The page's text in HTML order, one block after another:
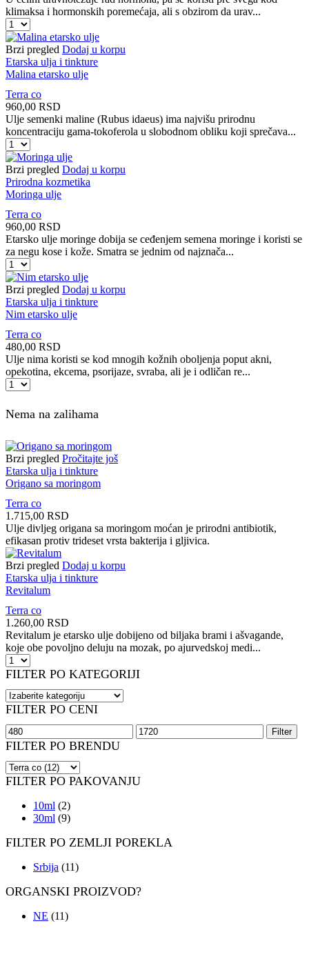
klimaksa i hormonskih poremećaja, ali s obzirom da urav...
Mačja
kandža
etarsko
ulje
količina
Brzi pregled Dodaj u korpu
Etarska ulja i tinkture
Malina etarsko ulje
Terra co
960,00 RSD
Ulje semenki maline (Rubus idaeus) ima najvišu prirodnu
koncentraciju gama-tokoferola u slobodnom obliku koji sprečava...
Malina
etarsko
ulje
količina
Brzi pregled Dodaj u korpu
Prirodna kozmetika
Moringa ulje
Terra co
960,00 RSD
Etarsko ulje moringe dobija se ceđenjem semena moringe i koristi se
za negu kose i kože. Smatra se jednim od najznača...
Moringa
ulje
količina
Brzi pregled Dodaj u korpu
Etarska ulja i tinkture
Nim etarsko ulje
Terra co
480,00 RSD
Ulje nima koristi se kod mnogih kožnih oboljenja poput akni,
opekotina, ekcema, psorijaze, svraba, ali je i odličan re...
Nim
ulje
količina
Nema na zalihama
Brzi pregled Pročitajte još
Etarska ulja i tinkture
Origano sa moringom
Terra co
1.715,00 RSD
Ulje divljeg origana sa moringom moćan je prirodni antibiotik,
efikasan protiv trideset vrsta bakterija i gljivica.
Brzi pregled Dodaj u korpu
Etarska ulja i tinkture
Revitalum
Terra co
1.260,00 RSD
Revitalum je etarsko ulje dobijeno od biljaka brami i ašvagande,
koje obe povoljno deluju na mozak, po ajurvedskoj medi...
Revitalum
količina
FILTER PO KATEGORIJI
FILTER PO CENI
Minimalna
cena
Maksimalna
cena
Filter
FILTER PO BRENDU
FILTER PO PAKOVANJU
10ml (2)
30ml (9)
FILTER PO ZEMLJI POREKLA
Srbija (11)
ORGANSKI PROIZVOD?
NE (11)